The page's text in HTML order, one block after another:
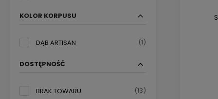
KOLOR KORPUSU
DĄB ARTISAN (1)
DOSTĘPNOŚĆ
BRAK TOWARU
(13)